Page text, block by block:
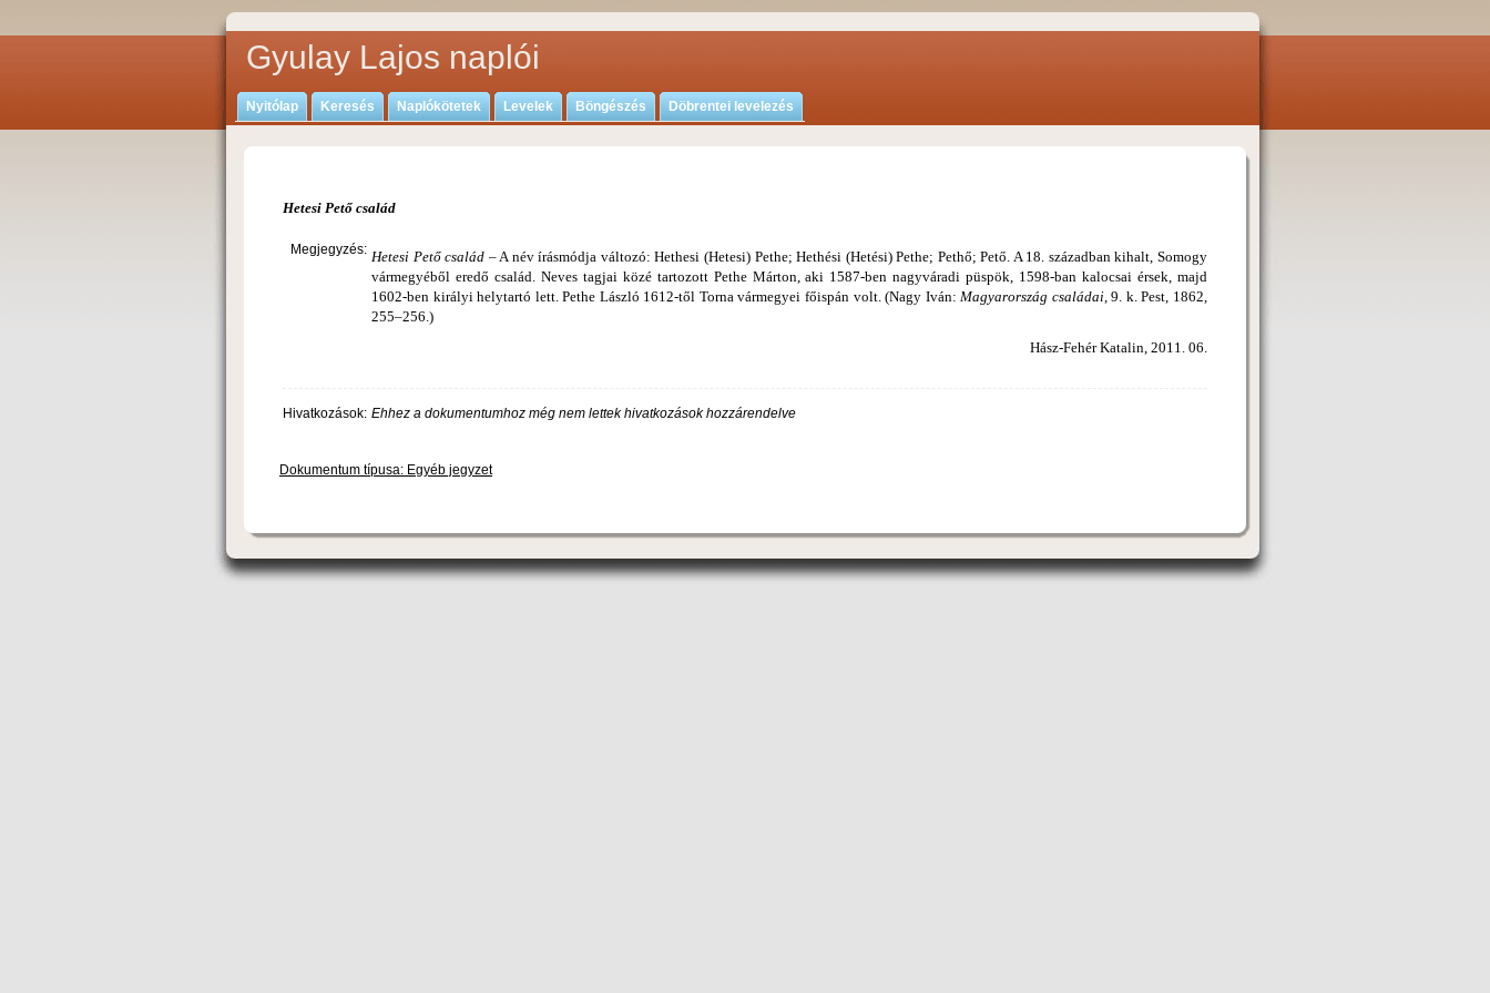
Gyulay Lajos naplói
Nyitólap Keresés Naplókötetek Levelek Böngészés Döbrentei levelezés
Hetesi Pető család
Megjegyzés: Hetesi Pető család – A név írásmódja változó: Hethesi (Hetesi) Pethe; Hethési (Hetési) Pethe; Pethő; Pető. A 18. században kihalt, Somogy
várme­gyéből eredő család. Neves tagjai közé tartozott Pethe Márton, aki 1587-ben nagyváradi püspök, 1598-ban kalocsai érsek, majd
1602-ben királyi helytartó lett. Pethe László 1612-től Torna vármegyei főispán volt. (Nagy Iván: Magyarország családai, 9. k. Pest, 1862,
255–256.)
Hász-Fehér Katalin, 2011. 06.
Hivatkozások: Ehhez a dokumentumhoz még nem lettek hivatkozások hozzárendelve
Dokumentum típusa: Egyéb jegyzet